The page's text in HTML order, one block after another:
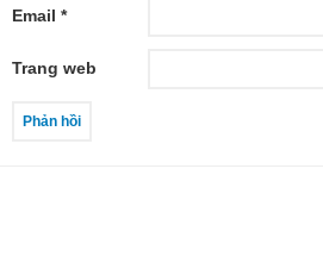
Email *
Trang web